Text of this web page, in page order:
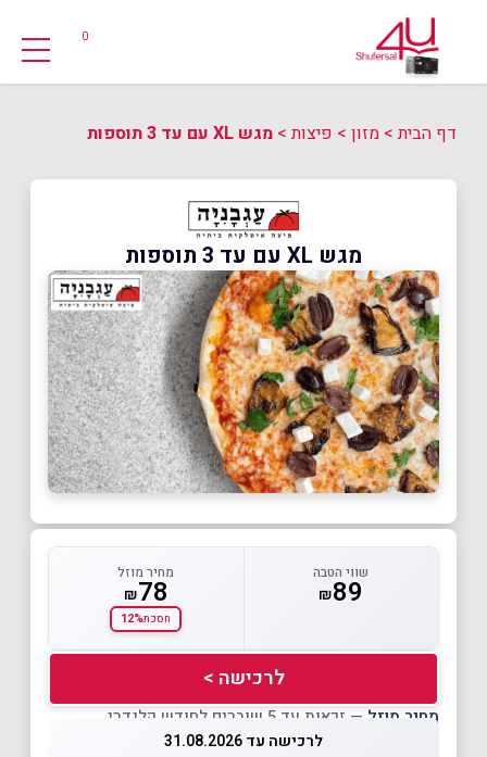
0
דף הבית> מזון > פיצות> מגש XL עם עד 3 תוספות
מגש XL עם עד 3 תוספות
שווי הטבה
₪89
מחיר מוזל
₪78
חסכת12%
לרכישה >
מחיר מוזל — זכאות עד 5 שוברים לחודש קלנדרי
לרכישה עד 31.08.2026